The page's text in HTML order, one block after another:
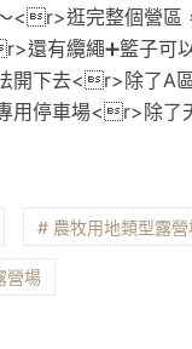
<r>逛完整個營區
還有纜繩➕籃子可
開下去<r>除了A
用停車場<r>除了
# 農牧用地類型露營
營場